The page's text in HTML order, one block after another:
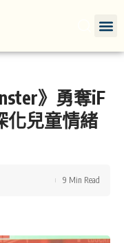
》勇奪iF
兒童情緒
9 Min Read